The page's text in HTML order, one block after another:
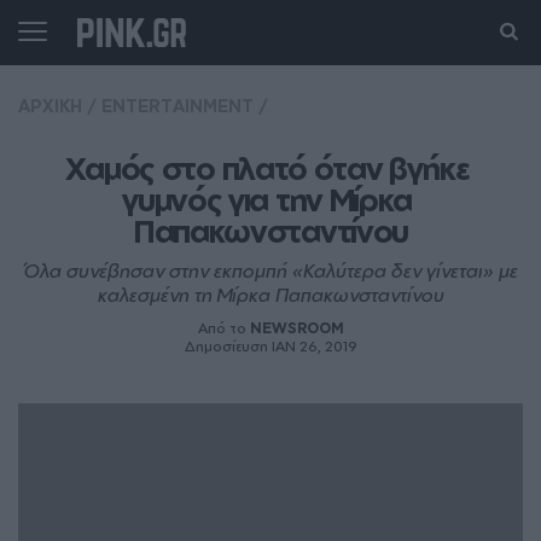
Χαμός στο πλατό όταν βγήκε
γυμνός για την Μίρκα
Παπακωνσταντίνου
Όλα συνέβησαν στην εκπομπή «Καλύτερα δεν γίνεται» με
καλεσμένη τη Μίρκα Παπακωνσταντίνου
Από το NEWSROOM
Δημοσίευση ΙΑΝ 26, 2019